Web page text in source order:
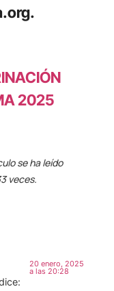
2025
se ha leído
veces.
20 enero, 2025
a las 20:28